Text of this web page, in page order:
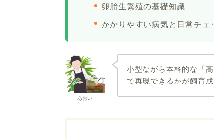
卵胎生繁殖の基礎知識
かかりやすい病気と日常チェ
あおい
小型ながら本格的な「
で再現できるかが飼育